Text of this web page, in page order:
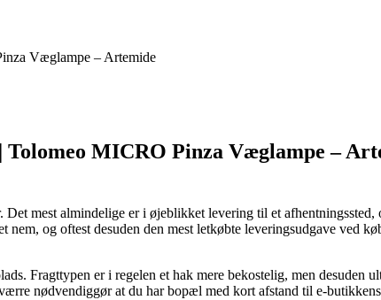
Væglampe – Artemide
MICRO Pinza Væglampe –
mest almindelige er i øjeblikket levering til et afhentningssted,
og oftest desuden den mest letkøbte leveringsudgave ved
Fragttypen er i regelen et hak mere bekostelig, men desuden
nødvendiggør at du har bopæl med kort afstand til e-butikkens